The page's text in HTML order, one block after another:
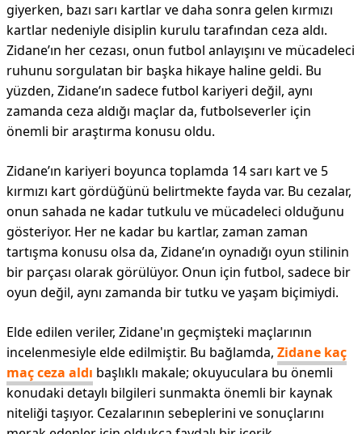
giyerken, bazı sarı kartlar ve daha sonra gelen kırmızı
kartlar nedeniyle disiplin kurulu tarafından ceza aldı.
Zidane’ın her cezası, onun futbol anlayışını ve mücadeleci
ruhunu sorgulatan bir başka hikaye haline geldi. Bu
yüzden, Zidane’ın sadece futbol kariyeri değil, aynı
zamanda ceza aldığı maçlar da, futbolseverler için
önemli bir araştırma konusu oldu.
Zidane’ın kariyeri boyunca toplamda 14 sarı kart ve 5
kırmızı kart gördüğünü belirtmekte fayda var. Bu cezalar,
onun sahada ne kadar tutkulu ve mücadeleci olduğunu
gösteriyor. Her ne kadar bu kartlar, zaman zaman
tartışma konusu olsa da, Zidane’ın oynadığı oyun stilinin
bir parçası olarak görülüyor. Onun için futbol, sadece bir
oyun değil, aynı zamanda bir tutku ve yaşam biçimiydi.
Elde edilen veriler, Zidane'ın geçmişteki maçlarının
incelenmesiyle elde edilmiştir. Bu bağlamda, Zidane kaç
maç ceza aldı başlıklı makale; okuyuculara bu önemli
konudaki detaylı bilgileri sunmakta önemli bir kaynak
niteliği taşıyor. Cezalarının sebeplerini ve sonuçlarını